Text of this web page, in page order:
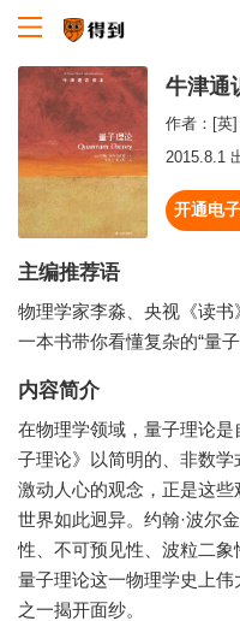
牛津通
作者： [英
2015.8.1
开通电
主编推荐语
物理学家李淼、央视《读书
一本书带你看懂复杂的“量子
内容简介
在物理学领域，量子理论
子理论》以简明的、非数
激动人心的观念，正是这
世界如此迥异。约翰·波尔
性、不可预见性、波粒二
量子理论这一物理学史上
之一揭开面纱。